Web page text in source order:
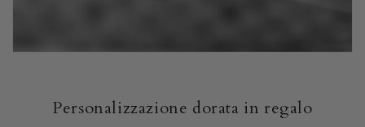
Personalizzazione dorata in regalo